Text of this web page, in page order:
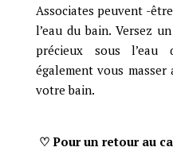
Associates peuvent -
l’eau du bain. Versez
précieux sous l’eau
également vous
votre bain.
♡ Pour un retour au